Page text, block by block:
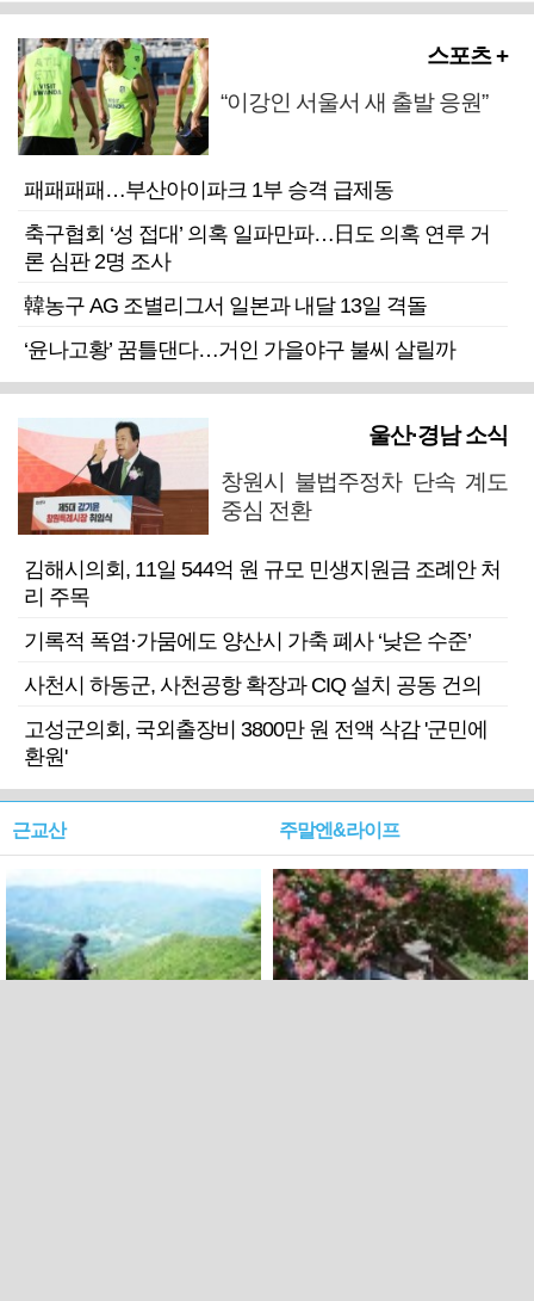
스포츠 +
“이강인 서울서 새 출발 응원”
패패패패…부산아이파크 1부 승격 급제동
축구협회 ‘성 접대’ 의혹 일파만파…日도 의혹 연루 거
론 심판 2명 조사
韓농구 AG 조별리그서 일본과 내달 13일 격돌
‘윤나고황’ 꿈틀댄다…거인 가을야구 불씨 살릴까
울산·경남 소식
창원시 불법주정차 단속 계도
중심 전환
김해시의회, 11일 544억 원 규모 민생지원금 조례안 처
리 주목
기록적 폭염·가뭄에도 양산시 가축 폐사 ‘낮은 수준’
사천시 하동군, 사천공항 확장과 CIQ 설치 공동 건의
고성군의회, 국외출장비 3800만 원 전액 삭감 '군민에
환원'
근교산 주말엔&라이프